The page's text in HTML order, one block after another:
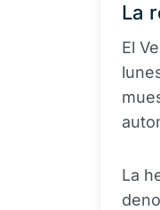
La
El
La